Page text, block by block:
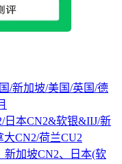
/新加坡/美国/英国/德
日本CN2&软银&IIJ/新
CN2/荷兰CU2
新加坡CN2、日本(软